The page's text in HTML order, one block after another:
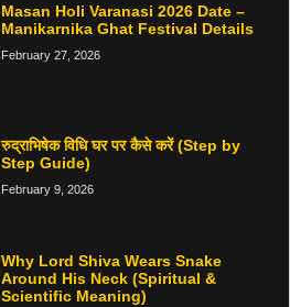
Masan Holi Varanasi 2026 Date –
Manikarnika Ghat Festival Details
February 27, 2026
रुद्राभिषेक विधि घर पर कैसे करें (Step by
Step Guide)
February 9, 2026
Why Lord Shiva Wears Snake
Around His Neck (Spiritual &
Scientific Meaning)